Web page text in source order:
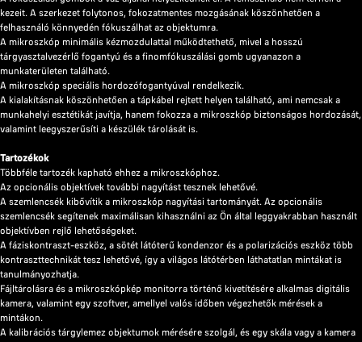
kezeit. A szerkezet folytonos, fokozatmentes mozgásának köszönhetően a
felhasználó könnyedén fókuszálhat az objektumra.
A mikroszkóp minimális kézmozdulattal működtethető, mivel a hosszú
tárgyasztalvezérlő fogantyú és a finomfókuszálási gomb ugyanazon a
munkaterületen található.
A mikroszkóp speciális hordozófogantyúval rendelkezik.
A kialakításnak köszönhetően a tápkábel rejtett helyen található, ami nemcsak a
munkahelyi esztétikát javítja, hanem fokozza a mikroszkóp biztonságos hordozását,
valamint leegyszerűsíti a készülék tárolását is.
Tartozékok
Többféle tartozék kapható ehhez a mikroszkóphoz.
Az opcionális objektívek további nagyítást tesznek lehetővé.
A szemlencsék kibővítik a mikroszkóp nagyítási tartományát. Az opcionális
szemlencsék segítenek maximálisan kihasználni az Ön által leggyakrabban használt
objektívben rejlő lehetőségeket.
A fáziskontraszt-eszköz, a sötét látóterű kondenzor és a polarizációs eszköz több
kontraszttechnikát tesz lehetővé, így a világos látótérben láthatatlan mintákat is
tanulmányozhatja.
Fájltárolásra és a mikroszkópkép monitorra történő kivetítésére alkalmas digitális
kamera, valamint egy szoftver, amellyel valós időben végezhetők mérések a
mintákon.
A kalibrációs tárgylemez objektumok mérésére szolgál, és egy skála vagy a kamera